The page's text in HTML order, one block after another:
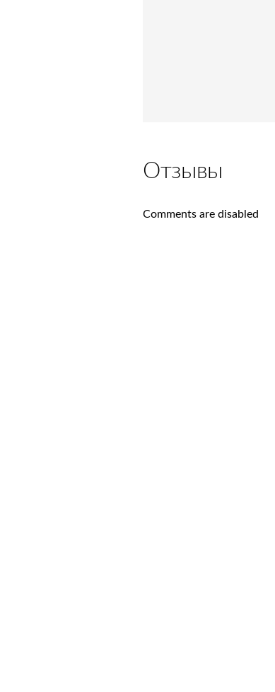
Отзывы
Comments are disabled